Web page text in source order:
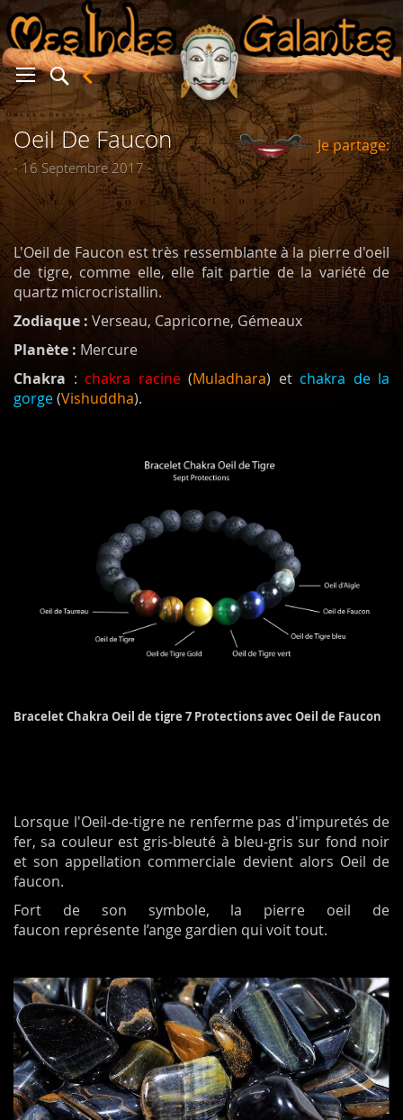
Oeil De Faucon
- 16 Septembre 2017 -
Je partage:
L'Oeil de Faucon est très ressemblante à la pierre d'oeil
de tigre, comme elle, elle fait partie de la variété de
quartz microcristallin.
Zodiaque : Verseau, Capricorne, Gémeaux
Planète : Mercure
Chakra : chakra racine(Muladhara) et chakra de la
gorge(Vishuddha).
Bracelet Chakra Oeil de tigre 7 Protections avec Oeil de Faucon
Lorsque l'Oeil-de-tigre ne renferme pas d'impuretés de
fer, sa couleur est gris-bleuté à bleu-gris sur fond noir
et son appellation commerciale devient alors Oeil de
faucon.
Fort de son symbole, la pierre oeil de
faucon représente l’ange gardien qui voit tout.